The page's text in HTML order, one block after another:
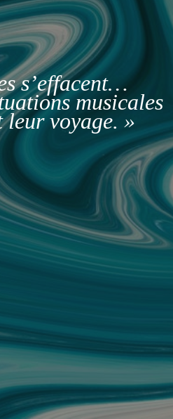
s’effacent…
musicales
leur voyage. »